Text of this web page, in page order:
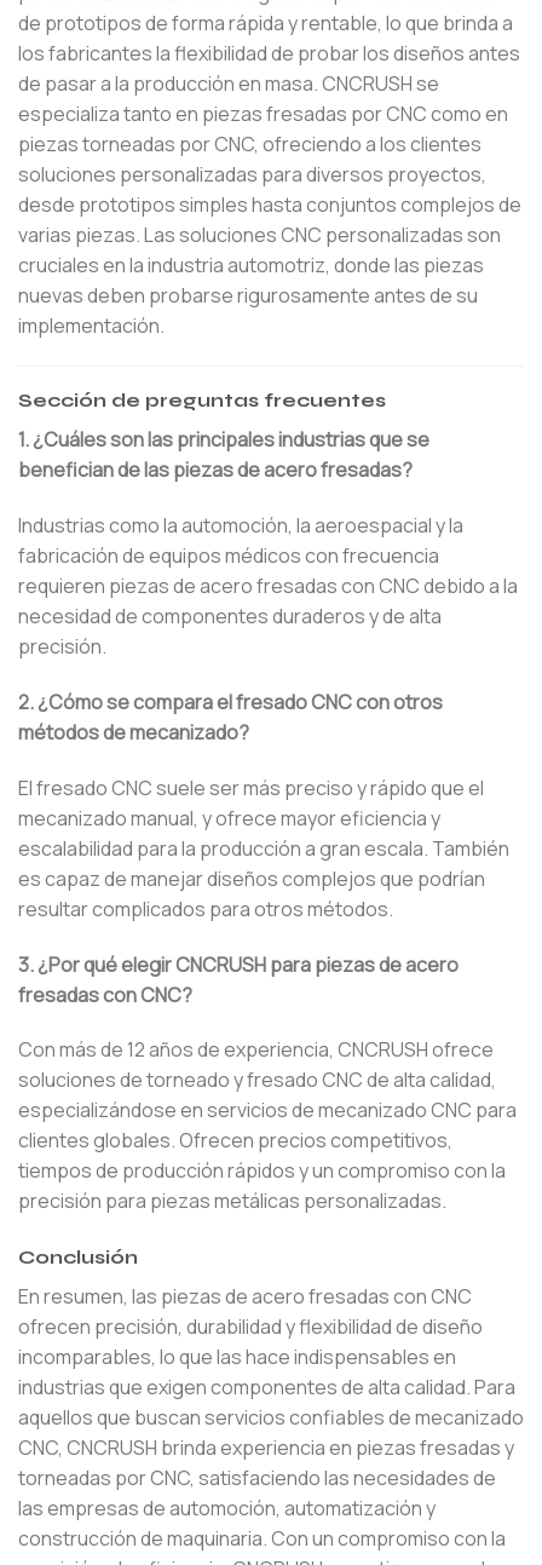
de prototipos de forma rápida y rentable, lo que brinda a
los fabricantes la flexibilidad de probar los diseños antes
de pasar a la producción en masa. CNCRUSH se
especializa tanto en piezas fresadas por CNC como en
piezas torneadas por CNC, ofreciendo a los clientes
soluciones personalizadas para diversos proyectos,
desde prototipos simples hasta conjuntos complejos de
varias piezas. Las soluciones CNC personalizadas son
cruciales en la industria automotriz, donde las piezas
nuevas deben probarse rigurosamente antes de su
implementación.
Sección de preguntas frecuentes
1. ¿Cuáles son las principales industrias que se
benefician de las piezas de acero fresadas?
Industrias como la automoción, la aeroespacial y la
fabricación de equipos médicos con frecuencia
requieren piezas de acero fresadas con CNC debido a la
necesidad de componentes duraderos y de alta
precisión.
2. ¿Cómo se compara el fresado CNC con otros
métodos de mecanizado?
El fresado CNC suele ser más preciso y rápido que el
mecanizado manual, y ofrece mayor eficiencia y
escalabilidad para la producción a gran escala. También
es capaz de manejar diseños complejos que podrían
resultar complicados para otros métodos.
3. ¿Por qué elegir CNCRUSH para piezas de acero
fresadas con CNC?
Con más de 12 años de experiencia, CNCRUSH ofrece
soluciones de torneado y fresado CNC de alta calidad,
especializándose en servicios de mecanizado CNC para
clientes globales. Ofrecen precios competitivos,
tiempos de producción rápidos y un compromiso con la
precisión para piezas metálicas personalizadas.
Conclusión
En resumen, las piezas de acero fresadas con CNC
ofrecen precisión, durabilidad y flexibilidad de diseño
incomparables, lo que las hace indispensables en
industrias que exigen componentes de alta calidad. Para
aquellos que buscan servicios confiables de mecanizado
CNC, CNCRUSH brinda experiencia en piezas fresadas y
torneadas por CNC, satisfaciendo las necesidades de
las empresas de automoción, automatización y
construcción de maquinaria. Con un compromiso con la